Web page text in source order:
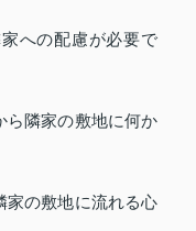
への配慮が必要で
ら隣家の敷地に何か
家の敷地に流れる心